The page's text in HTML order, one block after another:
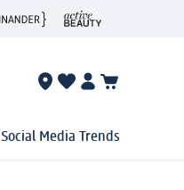
Social Media Trends